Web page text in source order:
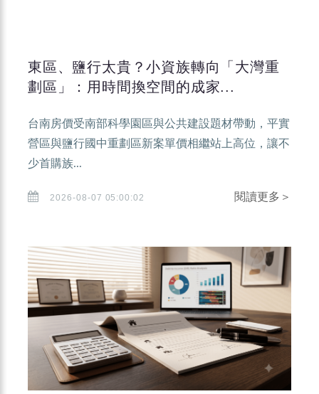
東區、鹽行太貴？小資族轉向「大灣重
劃區」：用時間換空間的成家...
台南房價受南部科學園區與公共建設題材帶動，平實
營區與鹽行國中重劃區新案單價相繼站上高位，讓不
少首購族...
2026-08-07 05:00:02 閱讀更多＞